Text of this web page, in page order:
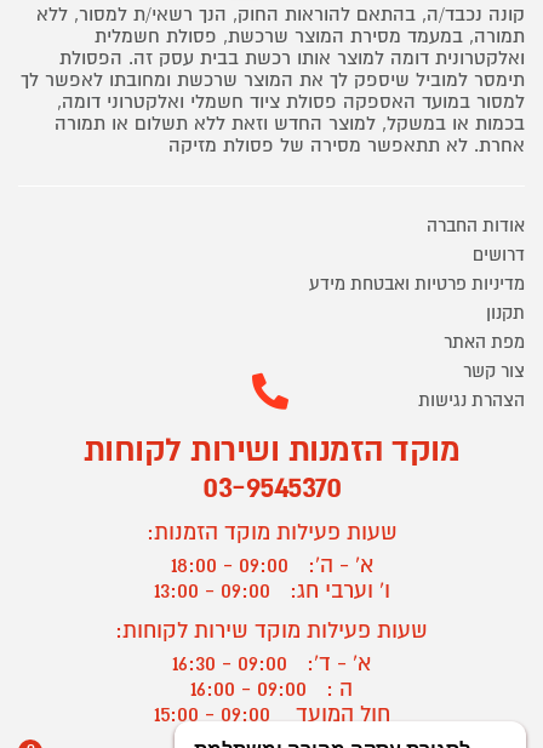
קונה נכבד/ה, בהתאם להוראות החוק, הנך רשאי/ת למסור, ללא
תמורה, במעמד מסירת המוצר שרכשת, פסולת חשמלית
ואלקטרונית דומה למוצר אותו רכשת בבית עסק זה. הפסולת
תימסר למוביל שיספק לך את המוצר שרכשת ומחובתו לאפשר לך
למסור במועד האספקה פסולת ציוד חשמלי ואלקטרוני דומה,
בכמות או במשקל, למוצר החדש וזאת ללא תשלום או תמורה
אחרת. לא תתאפשר מסירה של פסולת מזיקה
אודות החברה
דרושים
מדיניות פרטיות ואבטחת מידע
תקנון
מפת האתר
צור קשר
הצהרת נגישות
מוקד הזמנות ושירות לקוחות
03-9545370
שעות פעילות מוקד הזמנות:
א' - ה':
09:00 - 18:00
ו' וערבי חג:
09:00 - 13:00
שעות פעילות מוקד שירות לקוחות:
א' - ד':
09:00 - 16:30
ה :
09:00 - 16:00
חול המועד